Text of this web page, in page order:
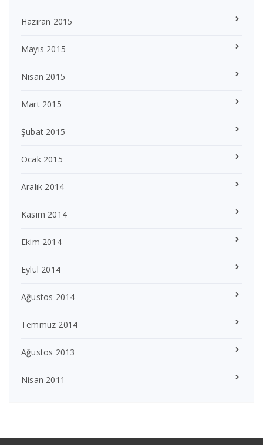
Haziran 2015
Mayıs 2015
Nisan 2015
Mart 2015
Şubat 2015
Ocak 2015
Aralık 2014
Kasım 2014
Ekim 2014
Eylül 2014
Ağustos 2014
Temmuz 2014
Ağustos 2013
Nisan 2011